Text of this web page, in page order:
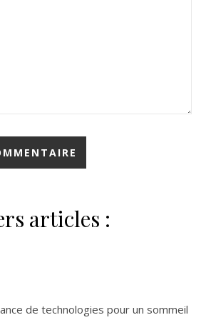
articles :
de technologies pour un sommeil